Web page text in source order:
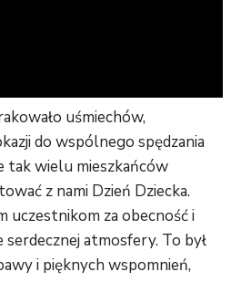
uśmiechów,
do wspólnego spędzania
tak wielu mieszkańców
z nami Dzień Dziecka.
uczestnikom za obecność i
atmosfery. To był
i pięknych wspomnień,